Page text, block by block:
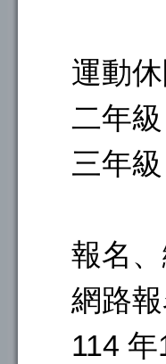
運動
二年
三年
報名
網路
114